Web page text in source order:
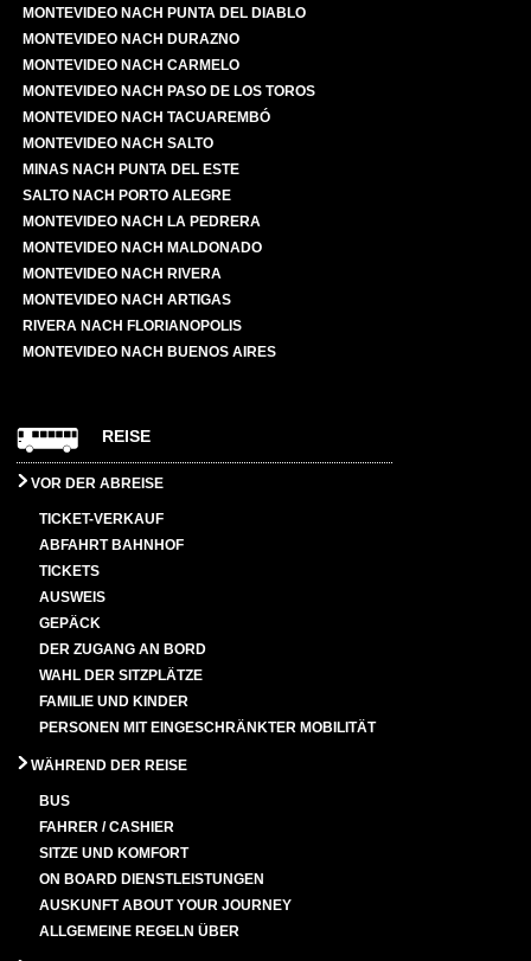
MONTEVIDEO NACH PUNTA DEL DIABLO
MONTEVIDEO NACH DURAZNO
MONTEVIDEO NACH CARMELO
MONTEVIDEO NACH PASO DE LOS TOROS
MONTEVIDEO NACH TACUAREMBÓ
MONTEVIDEO NACH SALTO
MINAS NACH PUNTA DEL ESTE
SALTO NACH PORTO ALEGRE
MONTEVIDEO NACH LA PEDRERA
MONTEVIDEO NACH MALDONADO
MONTEVIDEO NACH RIVERA
MONTEVIDEO NACH ARTIGAS
RIVERA NACH FLORIANOPOLIS
MONTEVIDEO NACH BUENOS AIRES
REISE
VOR DER ABREISE
TICKET-VERKAUF
ABFAHRT BAHNHOF
TICKETS
AUSWEIS
GEPÄCK
DER ZUGANG AN BORD
WAHL DER SITZPLÄTZE
FAMILIE UND KINDER
PERSONEN MIT EINGESCHRÄNKTER MOBILITÄT
WÄHREND DER REISE
BUS
FAHRER / CASHIER
SITZE UND KOMFORT
ON BOARD DIENSTLEISTUNGEN
AUSKUNFT ABOUT YOUR JOURNEY
ALLGEMEINE REGELN ÜBER